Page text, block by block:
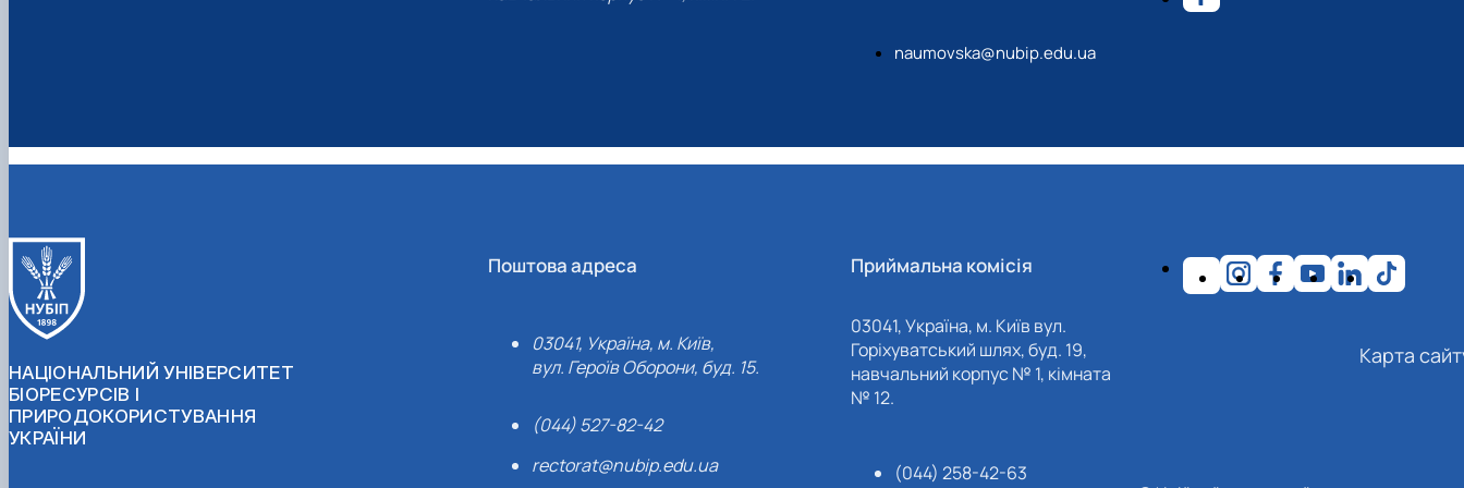
naumovska@nubip.edu.ua
НАЦІОНАЛЬНИЙ УНІВЕРСИТЕТ
БІОРЕСУРСІВ І
ПРИРОДОКОРИСТУВАННЯ
УКРАЇНИ
Поштова адреса
03041, Україна, м. Київ,
вул. Героїв Оборони, буд. 15.
(044) 527-82-42
rectorat@nubip.edu.ua
Приймальна комісія
03041, Україна, м. Київ вул.
Горіхуватський шлях, буд. 19,
навчальний корпус № 1, кімната
№ 12.
(044) 258-42-63
Карта